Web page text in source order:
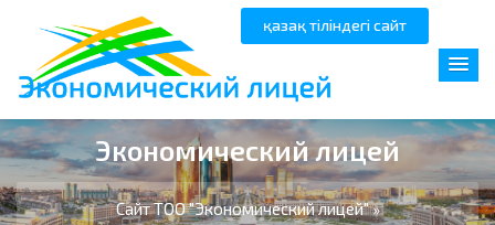
қазақ тіліндегі сайт
Экономический лицей
Сайт ТОО "Экономический лицей"»